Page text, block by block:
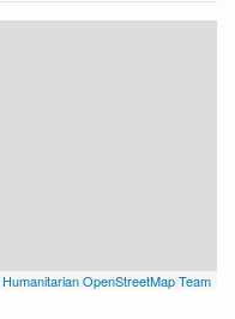
Humanitarian OpenStreetMap Team